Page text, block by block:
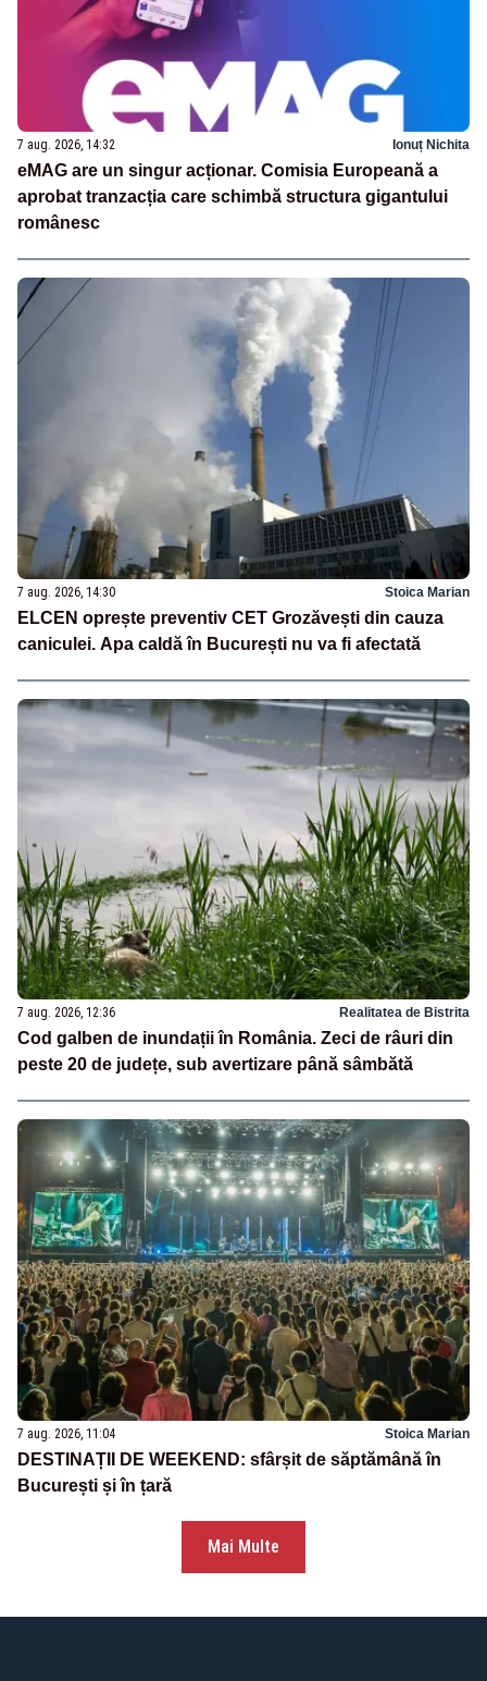
7 aug. 2026, 14:32 Ionuț Nichita
eMAG are un singur acționar. Comisia Europeană a
aprobat tranzacția care schimbă structura gigantului
românesc
7 aug. 2026, 14:30 Stoica Marian
ELCEN oprește preventiv CET Grozăvești din cauza
caniculei. Apa caldă în București nu va fi afectată
7 aug. 2026, 12:36 Realitatea de Bistrita
Cod galben de inundații în România. Zeci de râuri din
peste 20 de județe, sub avertizare până sâmbătă
7 aug. 2026, 11:04 Stoica Marian
DESTINAȚII DE WEEKEND: sfârșit de săptămână în
București și în țară
Mai Multe